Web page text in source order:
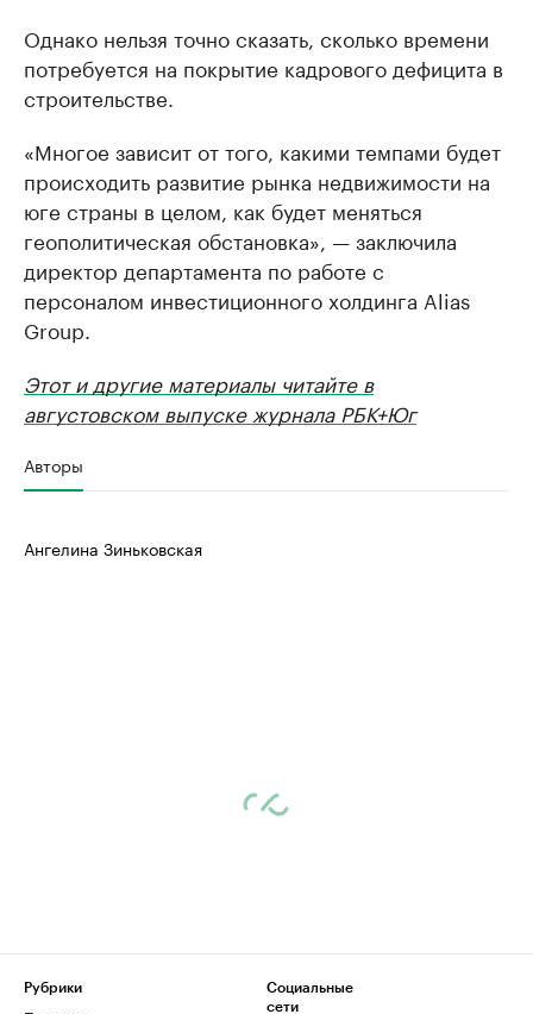
Однако нельзя точно сказать, сколько времени
потребуется на покрытие кадрового дефицита в
строительстве.
«Многое зависит от того, какими темпами будет
происходить развитие рынка недвижимости на
юге страны в целом, как будет меняться
геополитическая обстановка», — заключила
директор департамента по работе с
персоналом инвестиционного холдинга Alias
Group.
Этот и другие материалы читайте в
августовском выпуске журнала РБК+Юг
Авторы
Ангелина Зиньковская
Рубрики
Социальные
сети